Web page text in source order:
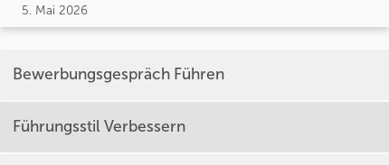
5. Mai 2026
Bewerbungsgespräch Führen
Führungsstil Verbessern